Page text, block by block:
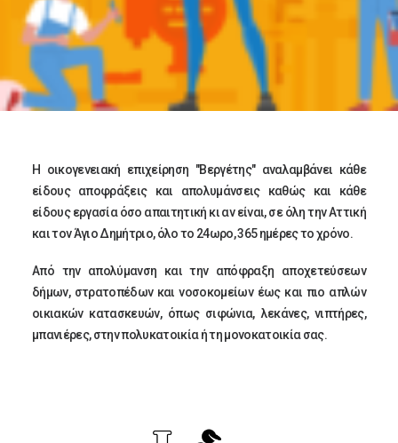
Η οικογενειακή επιχείρηση "Βεργέτης" αναλαμβάνει κάθε
είδους αποφράξεις και απολυμάνσεις καθώς και κάθε
είδους εργασία όσο απαιτητική κι αν είναι, σε όλη την Αττική
και τον Άγιο Δημήτριο, όλο το 24ωρο, 365 ημέρες το χρόνο.
Από την απολύμανση και την απόφραξη αποχετεύσεων
δήμων, στρατοπέδων και νοσοκομείων έως και πιο απλών
οικιακών κατασκευών, όπως σιφώνια, λεκάνες, νιπτήρες,
μπανιέρες, στην πολυκατοικία ή τη μονοκατοικία σας.